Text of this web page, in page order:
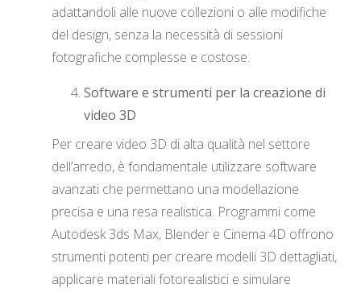
adattandoli alle nuove collezioni o alle modifiche
del design, senza la necessità di sessioni
fotografiche complesse e costose.
Software e strumenti per la creazione di
video 3D
Per creare video 3D di alta qualità nel settore
dell’arredo, è fondamentale utilizzare software
avanzati che permettano una modellazione
precisa e una resa realistica. Programmi come
Autodesk 3ds Max, Blender e Cinema 4D offrono
strumenti potenti per creare modelli 3D dettagliati,
applicare materiali fotorealistici e simulare